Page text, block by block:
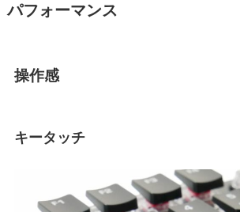
パフォーマンス
操作感
キータッチ